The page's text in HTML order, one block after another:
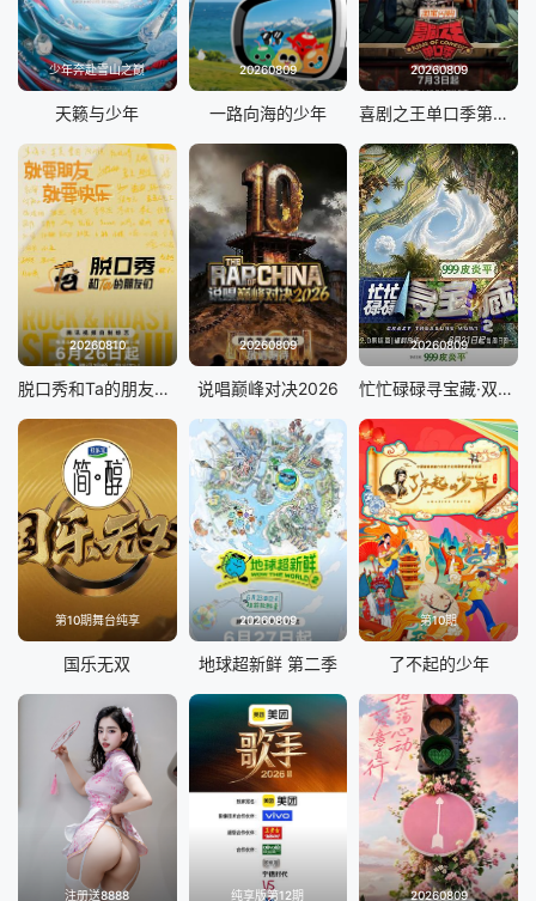
少年奔赴雪山之巅
天籁与少年
20260809
一路向海的少年
20260809
喜剧之王单口季第三季
20260810
脱口秀和Ta的朋友们 第三季
20260809
说唱巅峰对决2026
20260809
忙忙碌碌寻宝藏·双人成行季
第10期舞台纯享
国乐无双
20260809
地球超新鲜 第二季
第10期
了不起的少年
注册送8888 纯享版第12期 20260809